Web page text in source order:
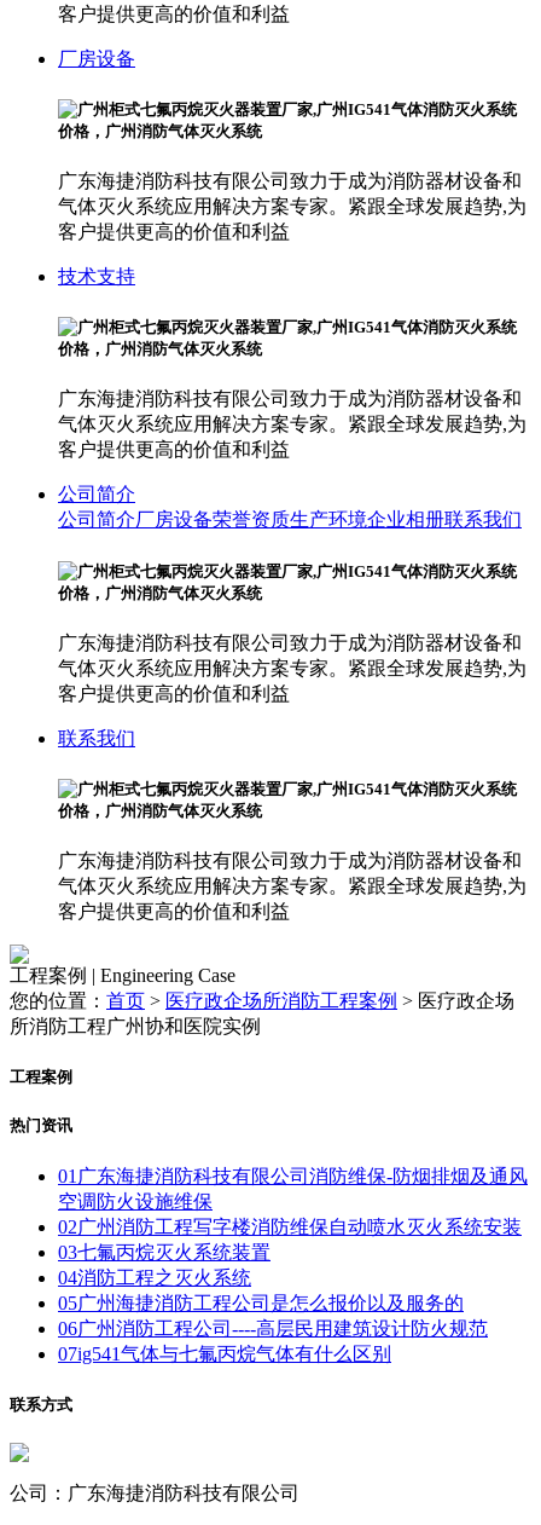
客户提供更高的价值和利益
厂房设备
广东海捷消防科技有限公司致力于成为消防器材设备和
气体灭火系统应用解决方案专家。紧跟全球发展趋势,为
客户提供更高的价值和利益
技术支持
广东海捷消防科技有限公司致力于成为消防器材设备和
气体灭火系统应用解决方案专家。紧跟全球发展趋势,为
客户提供更高的价值和利益
公司简介
公司简介厂房设备荣誉资质生产环境企业相册联系我们
广东海捷消防科技有限公司致力于成为消防器材设备和
气体灭火系统应用解决方案专家。紧跟全球发展趋势,为
客户提供更高的价值和利益
联系我们
广东海捷消防科技有限公司致力于成为消防器材设备和
气体灭火系统应用解决方案专家。紧跟全球发展趋势,为
客户提供更高的价值和利益
工程案例 | Engineering Case
您的位置： 首页 > 医疗政企场所消防工程案例 > 医疗政企场
所消防工程广州协和医院实例
工程案例
热门资讯
01 广东海捷消防科技有限公司消防维保-防烟排烟及通风
空调防火设施维保
02广州消防工程写字楼消防维保自动喷水灭火系统安装
03七氟丙烷灭火系统装置
04消防工程之灭火系统
05广州海捷消防工程公司是怎么报价以及服务的
06广州消防工程公司----高层民用建筑设计防火规范
07ig541气体与七氟丙烷气体有什么区别
联系方式
公司：广东海捷消防科技有限公司